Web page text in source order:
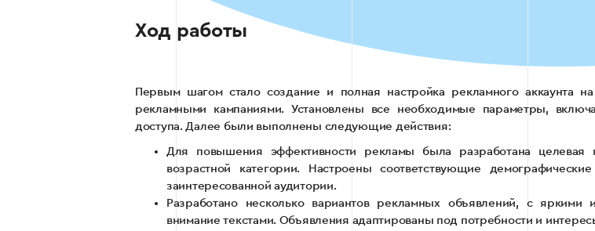
Ход работы
Первым шагом стало создание и полная настройка рекламного аккаунта
рекламными кампаниями. Установлены все необходимые параметры,
доступа. Далее были выполнены следующие действия:
Для повышения эффективности рекламы была разработана целевая
возрастной категории. Настроены соответствующие
заинтересованной аудитории.
Разработано несколько вариантов рекламных объявлений, с
внимание текстами. Объявления адаптированы под потребности и